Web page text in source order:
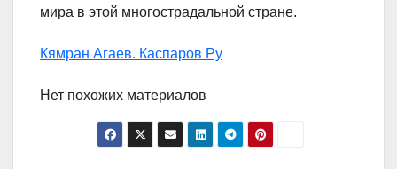
мира в этой многострадальной стране.
Кямран Агаев. Каспаров Ру
Нет похожих материалов